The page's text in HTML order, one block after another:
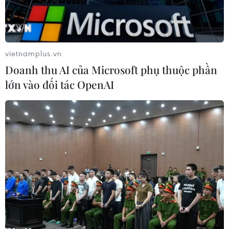
Các công ty công nghệ Nhật Bản đang chạy đua
nhằm tung ra các sản phẩm, có thể góp phần
chấm dứt các sự cố xảy ra trong mùa Hè gần
đây, liên quan đến việc trẻ em bị bỏ lại trong
vietnamplus.vn
Doanh thu AI của Microsoft phụ thuộc phần
lớn vào đối tác OpenAI